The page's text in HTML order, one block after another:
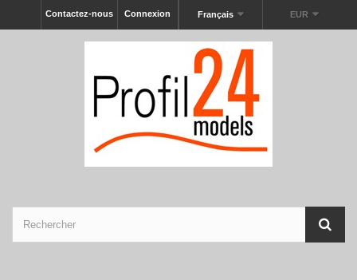
EUR
Français
Connexion
Contactez-nous